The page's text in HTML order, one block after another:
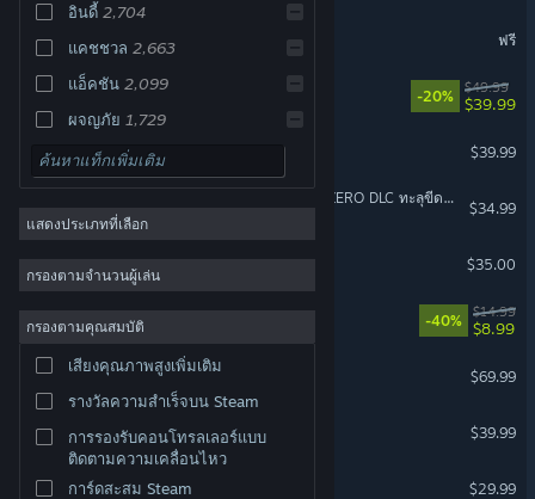
อินดี้ 2,704
แคชชวล 2,663
แอ็คชัน 2,099
ผจญภัย 1,729
2 มิติ 1,699
จำลองสถานการณ์ 1,505
ผ่อนคลาย 1,396
ปริศนา 1,328
กลยุทธ์ 1,161
มีสีสัน 1,107
มีบรรยากาศ 1,073
เกมสวมบทบาท 1,065
3 มิติ
แสดงประเภทที่เลือก
กรองตามจำนวนผู้เล่น
กรองตามคุณสมบัติ
เสียงคุณภาพสูงเพิ่มเติม
รางวัลความสำเร็จบน Steam
การรองรับคอนโทรลเลอร์แบบ
ติดตามความเคลื่อนไหว
การ์ดสะสม Steam
ฟรี
Clair Obscur: Expedition 33
-20%
$49.99
$39.99
$39.99
DRAGON BALL: Sparking! ZERO DLC ทะลุขีดจำกัดขั้นซูเปอร์ "NEO"
$34.99
$35.00
Sephiria
-40%
$14.99
$8.99
Echoes of Aincrad
$69.99
$39.99
$29.99